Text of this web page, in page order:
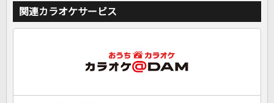
関連カラオケサービス